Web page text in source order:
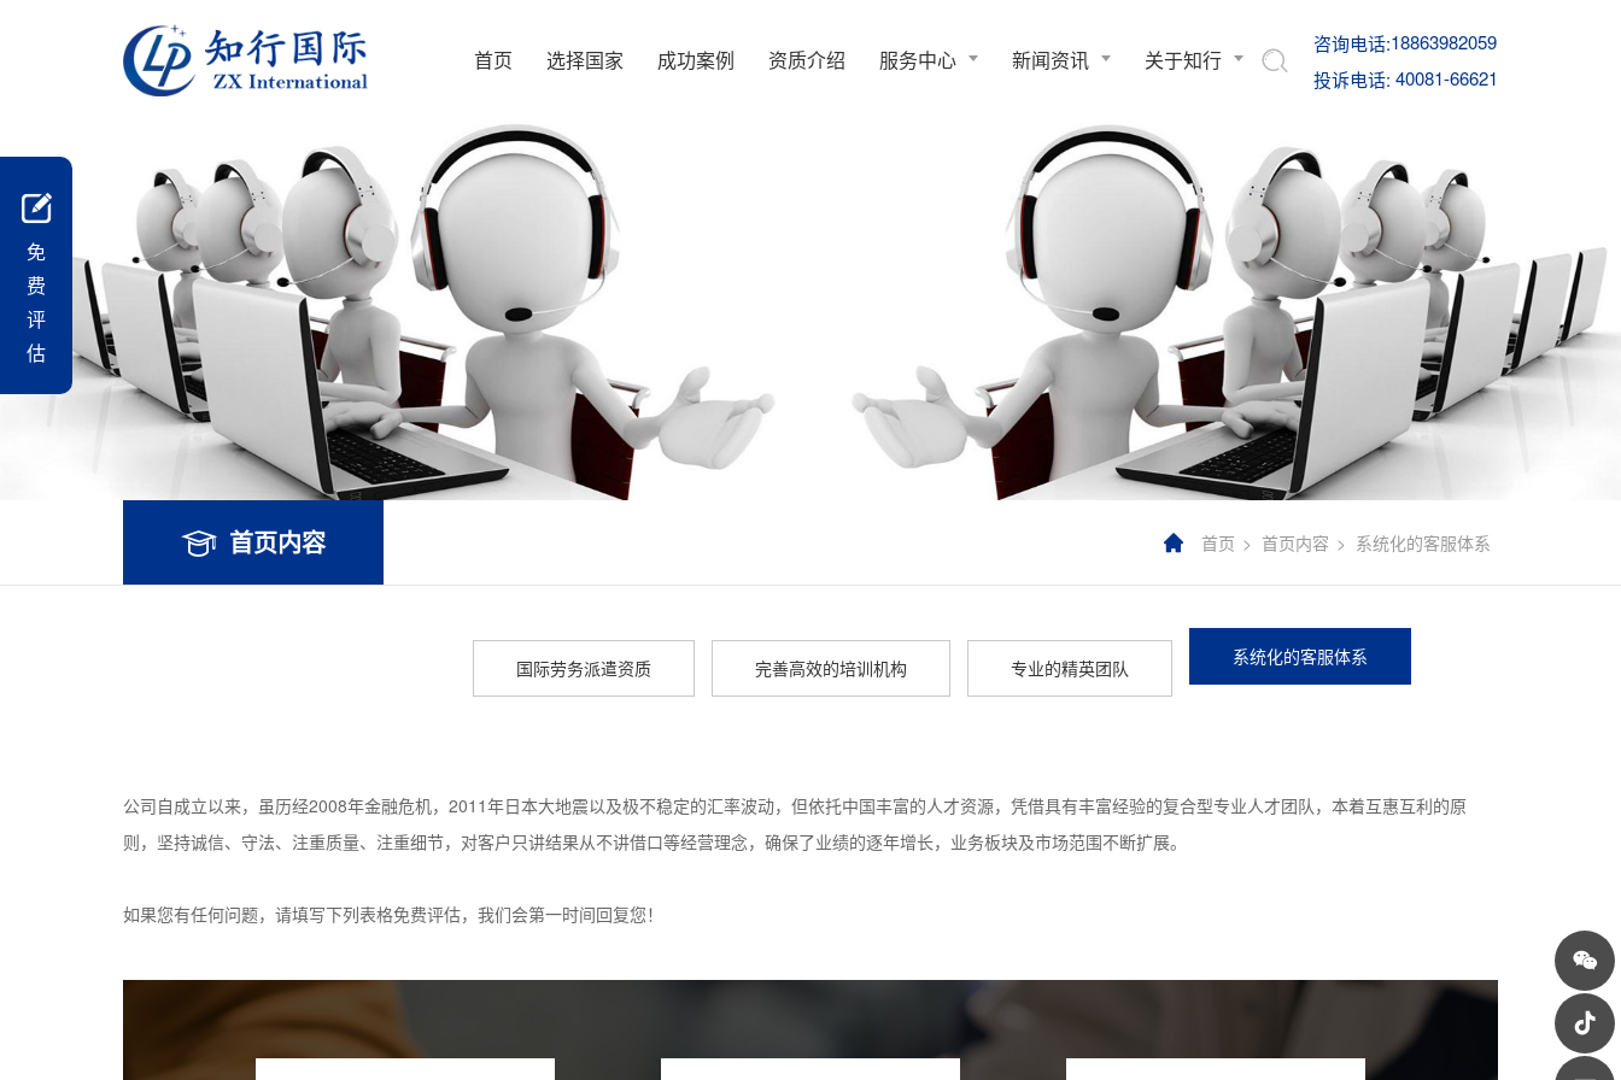
咨询电话:18863982059
投诉电话: 40081-66621
首页 选择国家 成功案例 资质介绍 服务中心 新闻资讯 关于知行
首页内容 首页 首页内容 系统化的客服体系
国际劳务派遣资质 完善高效的培训机构 专业的精英团队 系统化的客服体系
公司自成立以来，虽历经2008年金融危机，2011年日本大地震以及极不稳定的汇率波动，但依托中国丰富的人才资源，凭借具有丰富经验的复合型专业人才团队，本着互惠互利的原
则，坚持诚信、守法、注重质量、注重细节，对客户只讲结果从不讲借口等经营理念，确保了业绩的逐年增长，业务板块及市场范围不断扩展。
如果您有任何问题，请填写下列表格免费评估，我们会第一时间回复您！
免
费
评
估